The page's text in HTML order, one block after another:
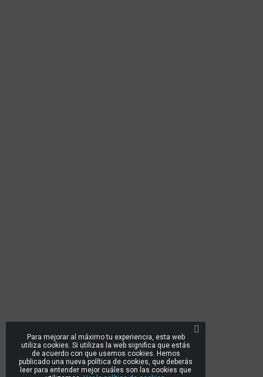
Para mejorar al máximo tu experiencia, esta web
utiliza cookies. Si utilizas la web significa que estás
de acuerdo con que usemos cookies. Hemos
publicado una nueva política de cookies, que deberás
leer para entender mejor cuáles son las cookies que